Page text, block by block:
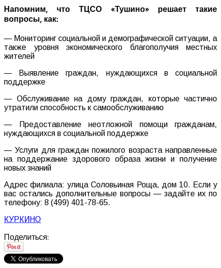
Напомним, что ТЦСО «Тушино» решает такие
вопросы, как:
— Мониторинг социальной и демографической ситуации, а
также уровня экономического благополучия местных
жителей
— Выявление граждан, нуждающихся в социальной
поддержке
— Обслуживание на дому граждан, которые частично
утратили способность к самообслуживанию
— Предоставление неотложной помощи гражданам,
нуждающихся в социальной поддержке
— Услуги для граждан пожилого возраста направленные
на поддержание здорового образа жизни и получение
новых знаний
Адрес филиала: улица Соловьиная Роща, дом 10. Если у
вас остались дополнительные вопросы — задайте их по
телефону: 8 (499) 401-78-65.
КУРКИНО
Поделиться: